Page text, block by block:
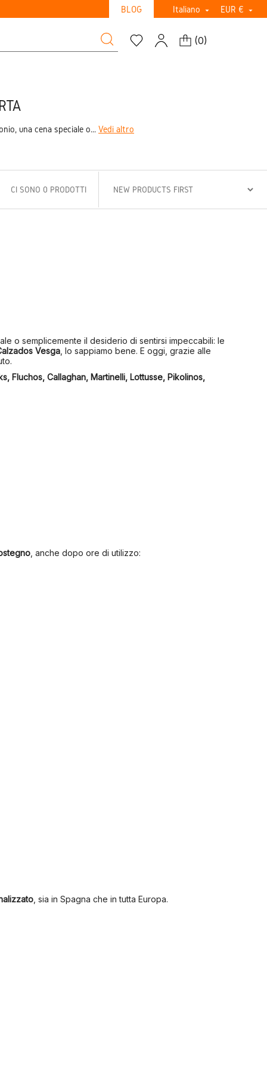
BLOG Italiano  EUR € 
(0)
una cena speciale o... Vedi altro
CI SONO 0 PRODOTTI
o semplicemente il desiderio di sentirsi impeccabili: le
Vesga, lo sappiamo bene. E oggi, grazie alle
Fluchos, Callaghan, Martinelli, Lottusse, Pikolinos,
, anche dopo ore di utilizzo:
, sia in Spagna che in tutta Europa.